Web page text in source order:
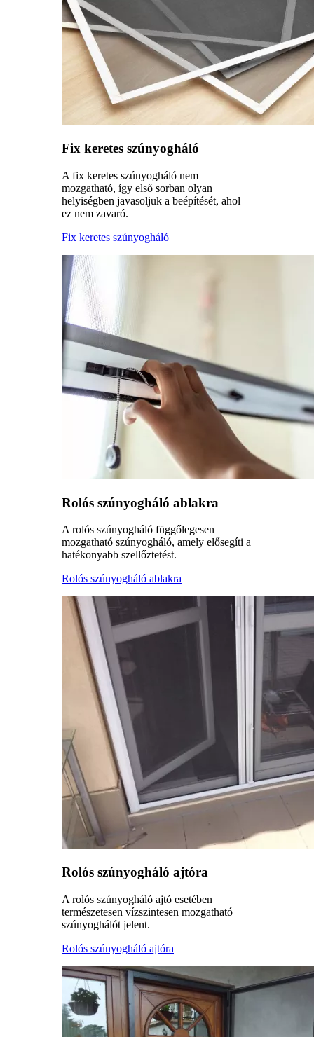
Fix keretes szúnyogháló
A fix keretes szúnyogháló nem
mozgatható, így első sorban olyan
helyiségben javasoljuk a beépítését, ahol
ez nem zavaró.
Fix keretes szúnyogháló
Rolós szúnyogháló ablakra
A rolós szúnyogháló függőlegesen
mozgatható szúnyogháló, amely elősegíti a
hatékonyabb szellőztetést.
Rolós szúnyogháló ablakra
Rolós szúnyogháló ajtóra
A rolós szúnyogháló ajtó esetében
természetesen vízszintesen mozgatható
szúnyoghálót jelent.
Rolós szúnyogháló ajtóra